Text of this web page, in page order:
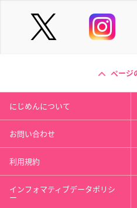
ページ
にじめんについて
お問い合わせ
利用規約
インフォマティブデータポリシ
ー